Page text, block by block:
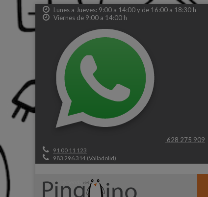
Lunes a Jueves: 9:00 a 14:00 y de 16:00 a 18:30 h
Viernes de 9:00 a 14:00 h
628 275 909
91 00 11 123
983 296 314 (Valladolid)